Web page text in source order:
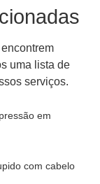
uma lista de
serviços.
em
com cabelo